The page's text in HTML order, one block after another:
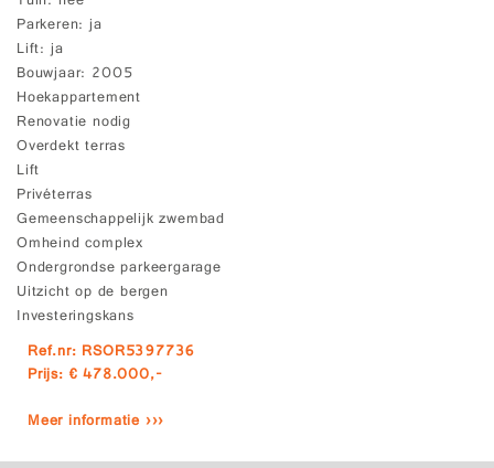
Parkeren ja
Lift ja
Bouwjaar 2005
Hoekappartement
Renovatie nodig
Overdekt terras
Lift
Privéterras
Gemeenschappelijk zwembad
Omheind complex
Ondergrondse parkeergarage
Uitzicht op de bergen
Investeringskans
Ref.nr: RSOR5397736
Prijs: € 478.000,-
Meer informatie ›››